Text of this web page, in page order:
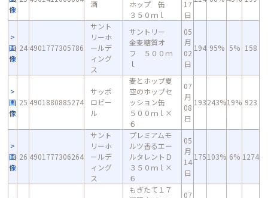
像
酒
ホップ 缶
３５０ｍｌ
17
日
画
像
24 4901777305786
サント
リーホ
ールデ
ィング
ス
サントリー
金麦糖質オ
フ ５００ｍ
ｌ
05
月
02
日
194 95% 5% 158
画
像
25 4901880885274
サッポ
ロビー
ル
麦とホップ夏
空のホップセ
ッション缶
５００ｍｌ×
６
07
月
08
日
193243%19% 923
画
像
26 4901777306264
サント
リーホ
ールデ
ィング
ス
プレミアムモ
ルツ香るエー
ルタレントＤ
３５０ｍｌ×
６
05
月
14
日
175103% 6% 1274
もぎたて１７
07